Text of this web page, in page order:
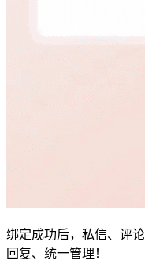
绑定成功后，私信、评
回复、统一管理！